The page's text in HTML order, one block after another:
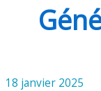
18 janvier 2025